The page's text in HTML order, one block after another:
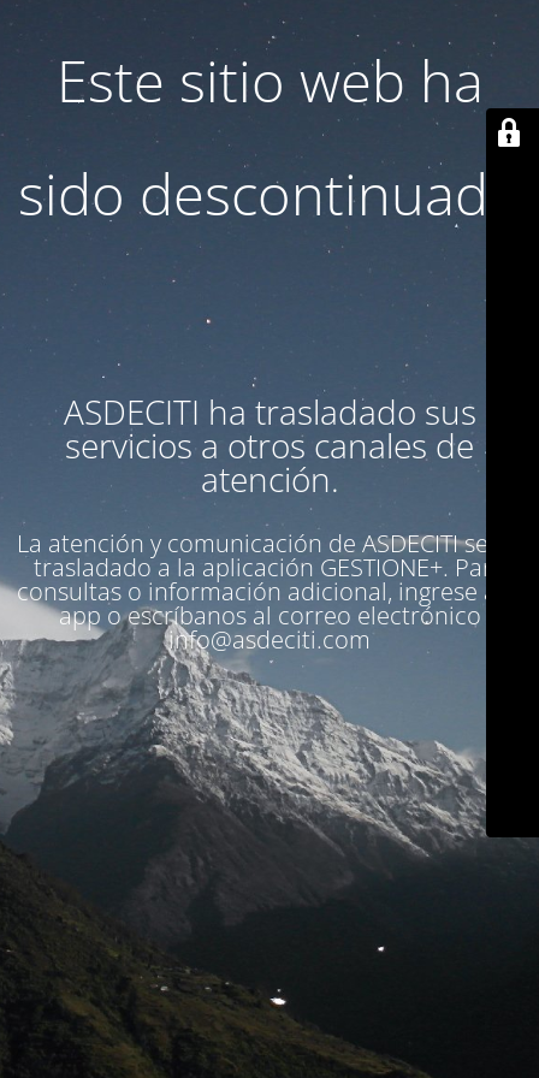
Este sitio web ha
sido descontinuado
ASDECITI ha trasladado sus
servicios a otros canales de
atención.
La atención y comunicación de ASDECITI se ha
trasladado a la aplicación GESTIONE+. Para
consultas o información adicional, ingrese a la
app o escríbanos al correo electrónico
info@asdeciti.com